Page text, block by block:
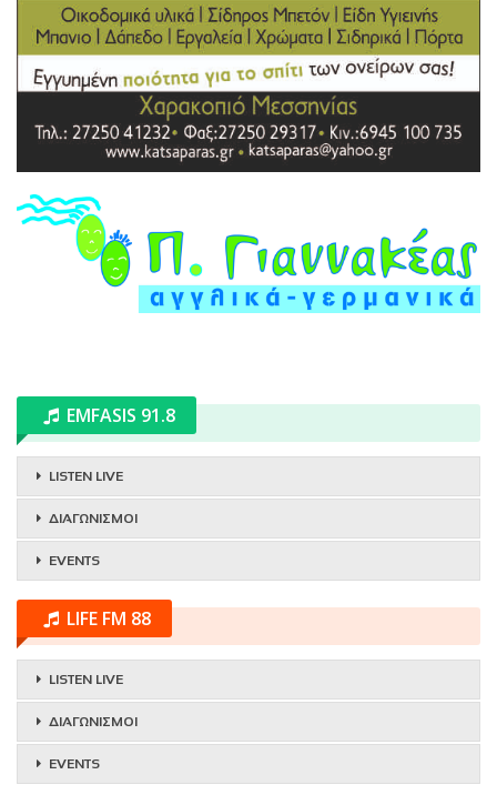
EMFASIS 91.8
LISTEN LIVE
ΔΙΑΓΩΝΙΣΜΟΙ
EVENTS
LIFE FM 88
LISTEN LIVE
ΔΙΑΓΩΝΙΣΜΟΙ
EVENTS